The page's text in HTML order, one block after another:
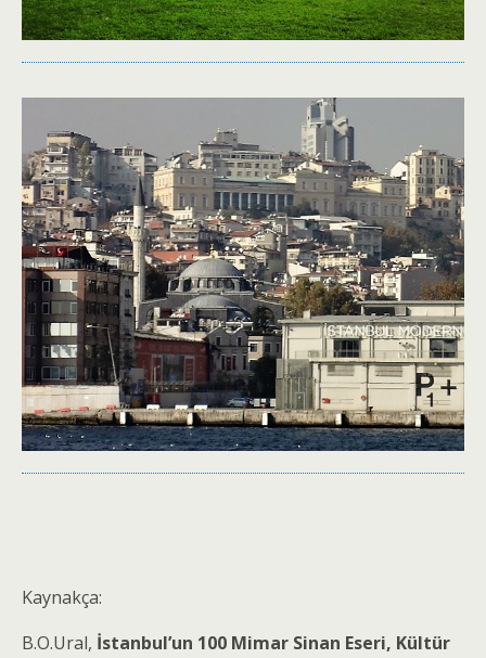
Kaynakça:
B.O.Ural, İstanbul’un 100 Mimar Sinan Eseri, Kültür